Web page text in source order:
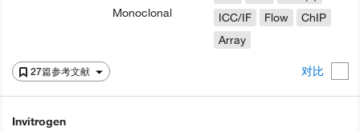
27篇参考文献 对比
Monoclonal
ICC/IF
Flow
ChIP
Array
Invitrogen